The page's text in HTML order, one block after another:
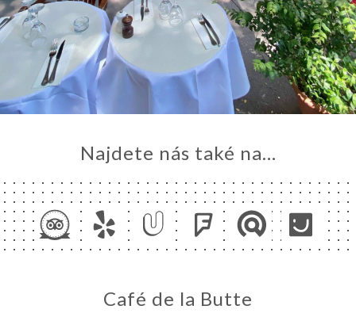
Najdete nás také na...
Café de la Butte